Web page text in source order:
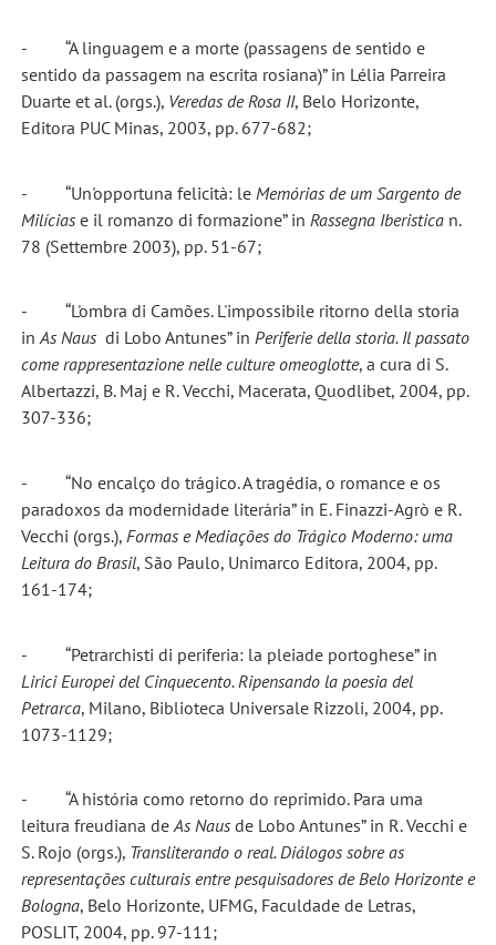
- “A linguagem e a morte (passagens de sentido e
sentido da passagem na escrita rosiana)” in Lélia Parreira
Duarte et al. (orgs.), Veredas de Rosa II, Belo Horizonte,
Editora PUC Minas, 2003, pp. 677-682;
- “Un'opportuna felicità: le Memórias de um Sargento de
Milíciase il romanzo di formazione” in Rassegna Iberistican.
78 (Settembre 2003), pp. 51-67;
- “L'ombra di Camões. L'impossibile ritorno della storia
inAs Nausdi Lobo Antunes” in Periferie della storia. Il passato
come rappresentazione nelle culture omeoglotte, a cura di S.
Albertazzi, B. Maj e R. Vecchi, Macerata, Quodlibet, 2004, pp.
307-336;
- “No encalço do trágico. A tragédia, o romance e os
paradoxos da modernidade literária” in E. Finazzi-Agrò e R.
Vecchi (orgs.), Formas e Mediações do Trágico Moderno: uma
Leitura do Brasil, São Paulo, Unimarco Editora, 2004, pp.
161-174;
- “Petrarchisti di periferia: la pleiade portoghese” in
Lirici Europei del Cinquecento. Ripensando la poesia del
Petrarca, Milano, Biblioteca Universale Rizzoli, 2004, pp.
1073-1129;
- “A história como retorno do reprimido. Para uma
leitura freudiana deAs Nausde Lobo Antunes” in R. Vecchi e
S. Rojo (orgs.), Transliterando o real. Diálogos sobre as
representações culturais entre pesquisadores de Belo Horizonte e
Bologna, Belo Horizonte, UFMG, Faculdade de Letras,
POSLIT, 2004, pp. 97-111;